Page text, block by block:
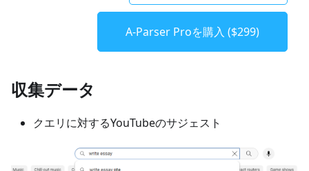
A-Parser Proを購入 ($299)
収集データ
クエリに対するYouTubeのサジェスト